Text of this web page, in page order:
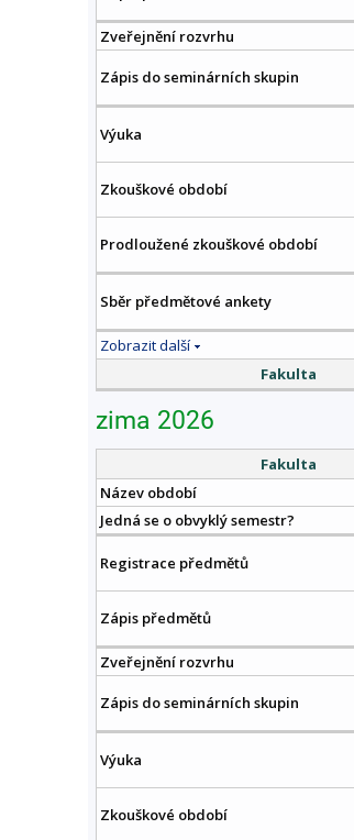
Zveřejnění rozvrhu
Zápis do seminárních skupin
Výuka
Zkouškové období
Prodloužené zkouškové období
Sběr předmětové ankety
Zobrazit další
Fakulta
zima 2026
Fakulta
Název období
Jedná se o obvyklý semestr?
Registrace předmětů
Zápis předmětů
Zveřejnění rozvrhu
Zápis do seminárních skupin
Výuka
Zkouškové období